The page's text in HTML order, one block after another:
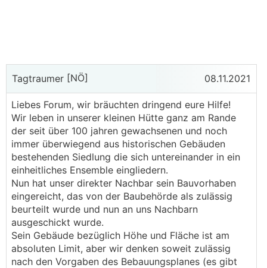
Tagtraumer [NÖ] 08.11.2021
Liebes Forum, wir bräuchten dringend eure Hilfe!
Wir leben in unserer kleinen Hütte ganz am Rande
der seit über 100 jahren gewachsenen und noch
immer überwiegend aus historischen Gebäuden
bestehenden Siedlung die sich untereinander in ein
einheitliches Ensemble eingliedern.
Nun hat unser direkter Nachbar sein Bauvorhaben
eingereicht, das von der Baubehörde als zulässig
beurteilt wurde und nun an uns Nachbarn
ausgeschickt wurde.
Sein Gebäude bezüglich Höhe und Fläche ist am
absoluten Limit, aber wir denken soweit zulässig
nach den Vorgaben des Bebauungsplanes (es gibt